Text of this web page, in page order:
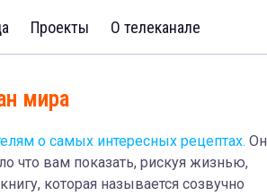
Проекты О телеканале
мира
о самых интересных рецептах. Он
что вам показать, рискуя жизнью,
которая называется созвучно